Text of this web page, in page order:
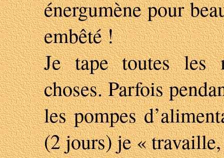
énergumène pour
embêté !
Je tape toutes les
choses. Parfois
les pompes
(2 jours) je «